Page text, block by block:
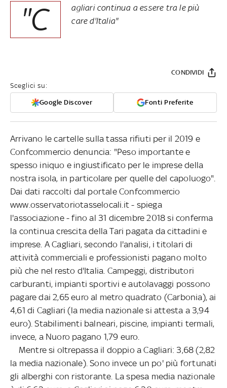
"C
agliari continua a essere tra le più
care d'Italia"
Sceglici su:
Google Discover Fonti Preferite
CONDIVIDI
Arrivano le cartelle sulla tassa rifiuti per il 2019 e
Confcommercio denuncia: "Peso importante e
spesso iniquo e ingiustificato per le imprese della
nostra isola, in particolare per quelle del capoluogo".
Dai dati raccolti dal portale Confcommercio
www.osservatoriotasselocali.it - spiega
l'associazione - fino al 31 dicembre 2018 si conferma
la continua crescita della Tari pagata da cittadini e
imprese. A Cagliari, secondo l'analisi, i titolari di
attività commerciali e professionisti pagano molto
più che nel resto d'Italia. Campeggi, distributori
carburanti, impianti sportivi e autolavaggi possono
pagare dai 2,65 euro al metro quadrato (Carbonia), ai
4,61 di Cagliari (la media nazionale si attesta a 3,94
euro). Stabilimenti balneari, piscine, impianti termali,
invece, a Nuoro pagano 1,79 euro.
Mentre si oltrepassa il doppio a Cagliari: 3,68 (2,82
la media nazionale). Sono invece un po' più fortunati
gli alberghi con ristorante. La spesa media nazionale